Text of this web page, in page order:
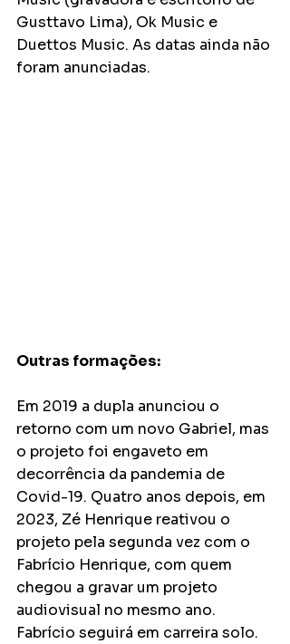
Gusttavo Lima), Ok Music e
Duettos Music. As datas ainda não
foram anunciadas.
Outras formações:
Em 2019 a dupla anunciou o
retorno com um novo Gabriel, mas
o projeto foi engaveto em
decorrência da pandemia de
Covid-19. Quatro anos depois, em
2023, Zé Henrique reativou o
projeto pela segunda vez com o
Fabrício Henrique, com quem
chegou a gravar um projeto
audiovisual no mesmo ano.
Fabrício seguirá em carreira solo.